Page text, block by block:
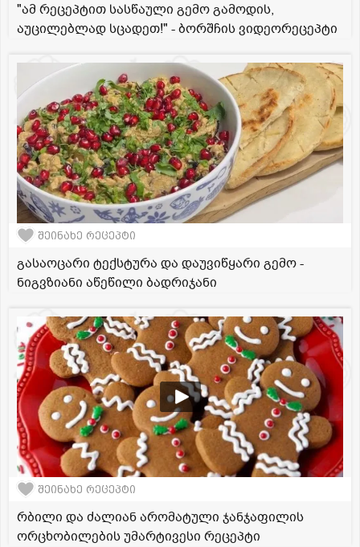
"ამ რეცეპტით სასწაული გემო გამოდის,
აუცილებლად სცადეთ!" - ბორშჩის ვიდეორეცეპტი
შეინახე რეცეპტი
გასაოცარი ტექსტურა და დაუვიწყარი გემო -
ნიგვზიანი აწეწილი ბადრიჯანი
შეინახე რეცეპტი
რბილი და ძალიან არომატული ჯანჯაფილის
ორცხობილების უმარტივესი რეცეპტი